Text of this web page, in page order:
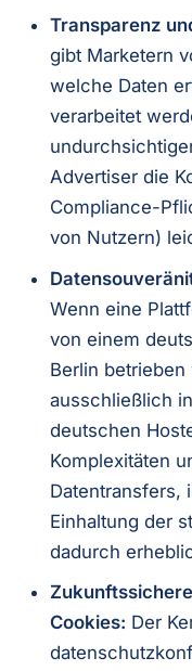
Transparenz
gibt Marketern
welche Daten
verarbeitet
Advertiser die
Compliance-
von Nutzern)
Wenn eine
von einem
Berlin
ausschließlich
deutschen
Komplexitäten
Datentransfers,
Einhaltung der
dadurch
Cookies: Der